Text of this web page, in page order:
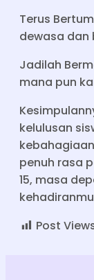
Terus
dewasa dan
Jadilah
mana pun
kelulusan
penuh rasa
15, masa
Post